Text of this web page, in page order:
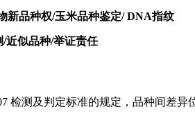
新品种权/玉米品种鉴定/ DNA指纹
/近似品种/举证责任
测及判定标准的规定，品种间差异